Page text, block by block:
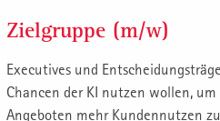
Zielgruppe (m/w)
Executives und
Chancen der KI nutzen wollen,
Angeboten mehr Kundennutzen